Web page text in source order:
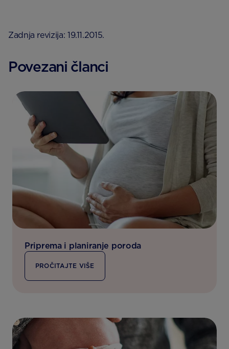
Zadnja revizija: 19.11.2015.
Povezani članci
Priprema i planiranje poroda
PROČITAJTE VIŠE